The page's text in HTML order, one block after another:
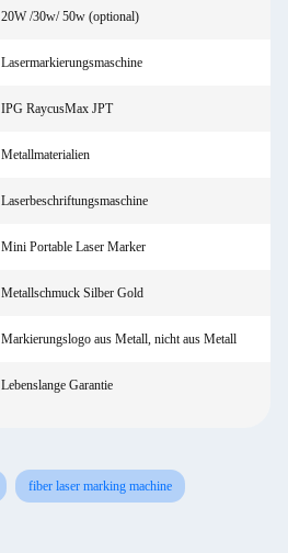
20W /30w/ 50w (optional)
Lasermarkierungsmaschine
IPG RaycusMax JPT
Metallmaterialien
Laserbeschriftungsmaschine
Mini Portable Laser Marker
Metallschmuck Silber Gold
Markierungslogo aus Metall, nicht aus Metall
Lebenslange Garantie
fiber laser marking machine